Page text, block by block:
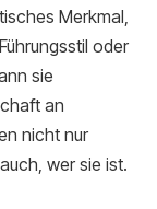
Merkmal,
oder
sie
an
nicht nur
wer sie ist.